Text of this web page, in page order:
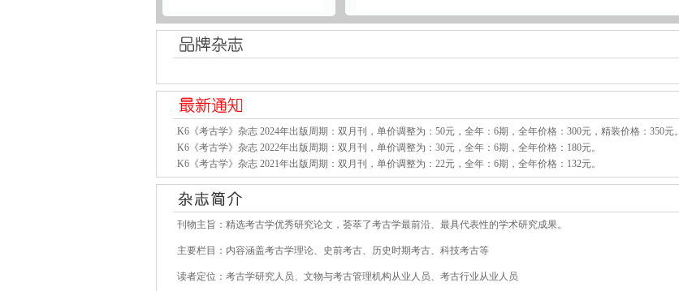
K6《考古学》杂志 2024年出版周期：双月刊，单价调整为：50元，全年：6期，全年价格：300元，精装价格：350元。
K6《考古学》杂志 2022年出版周期：双月刊，单价调整为：30元，全年：6期，全年价格：180元。
K6《考古学》杂志 2021年出版周期：双月刊，单价调整为：22元，全年：6期，全年价格：132元。
刊物主旨：精选考古学优秀研究论文，荟萃了考古学最前沿、最具代表性的学术研究成果。
主要栏目：内容涵盖考古学理论、史前考古、历史时期考古、科技考古等
读者定位：考古学研究人员、文物与考古管理机构从业人员、考古行业从业人员